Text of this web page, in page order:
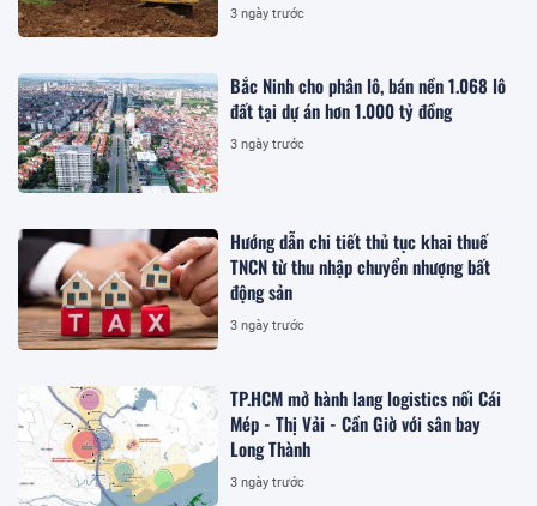
3 ngày trước
Bắc Ninh cho phân lô, bán nền 1.068 lô
đất tại dự án hơn 1.000 tỷ đồng
3 ngày trước
Hướng dẫn chi tiết thủ tục khai thuế
TNCN từ thu nhập chuyển nhượng bất
động sản
3 ngày trước
TP.HCM mở hành lang logistics nối Cái
Mép - Thị Vải - Cần Giờ với sân bay
Long Thành
3 ngày trước